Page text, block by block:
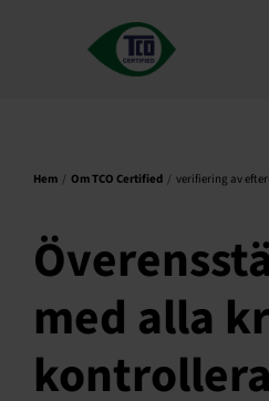
Hur man
Product
Kontakta
Hem Om TCO Certified verifiering av
med alla